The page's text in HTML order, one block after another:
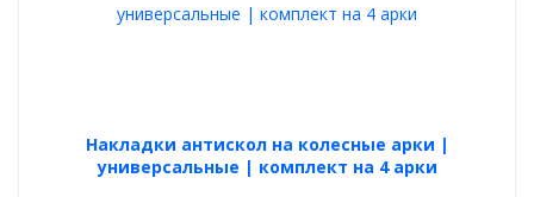
Накладки антискол на колесные арки |
универсальные | комплект на 4 арки